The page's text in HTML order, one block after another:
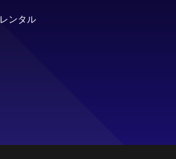
レンタル